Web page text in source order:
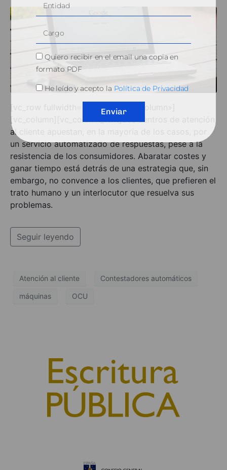
[vc_row fullwidth=»has-fullwidth-column»]
[vc_column][vc_column_text]Los centros de atención
al cliente apuestan, en la mayoría de los casos, por
un servicio automatizado de respuestas, pese a la
resistencia de los consumidores. Abaratar costes y
ganar tiempo está detrás de una estrategia que, sin
embargo, no convence a los clientes, que prefieren el
trato humano y un interlocutor que resuelva sus
problemas.
Seguir leyendo
Atención al cliente Contestadores automáticos
máquinas OCU
Quiero recibir en el email una copia en
formato PDF
He leído y acepto la Política de Privacidad
Enviar